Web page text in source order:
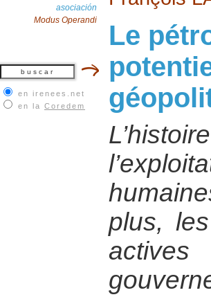
asociación
Modus Operandi
en irenees.net
en la Coredem
Le
plus,